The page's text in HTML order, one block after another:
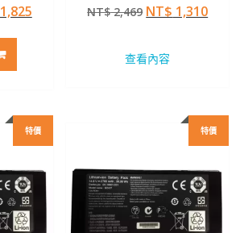
1,825目
4.50
滿分 5
NT$2,469 原
格：
NT$ 1,310目
查看內容
特價 特價